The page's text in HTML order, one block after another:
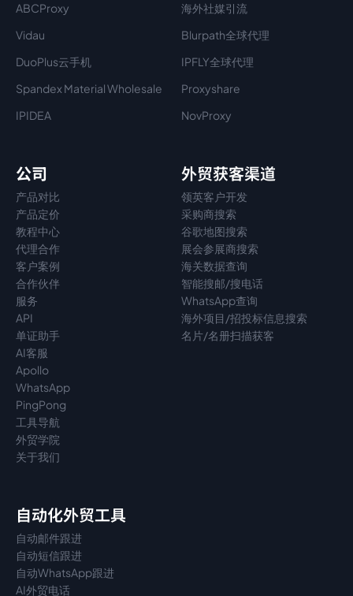
ABCProxy
海外社媒引流
Vidau
Blurpath全球代理
DuoPlus云手机
IPFLY全球代理
Spandex Material Wholesale​
Proxyshare
IPIDEA
NovProxy
公司
产品对比
产品定价
教程中心
代理合作
客户案例
合作伙伴
服务
API
单证助手
AI客服
Apollo
WhatsApp
PingPong
工具导航
外贸学院
关于我们
外贸获客渠道
领英客户开发
采购商搜索
谷歌地图搜索
展会参展商搜索
海关数据查询
智能搜邮/搜电话
WhatsApp查询
海外项目/招投标信息搜索
名片/名册扫描获客
自动化外贸工具
自动邮件跟进
自动短信跟进
自动WhatsApp跟进
AI外贸电话